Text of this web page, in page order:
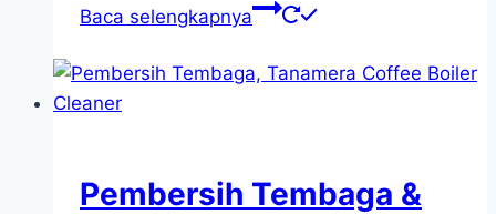
Baca selengkapnya
Pembersih Tembaga &